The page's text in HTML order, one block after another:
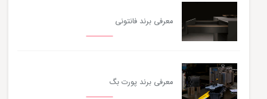
معرفی برند فانتونی
معرفی برند پورت بگ